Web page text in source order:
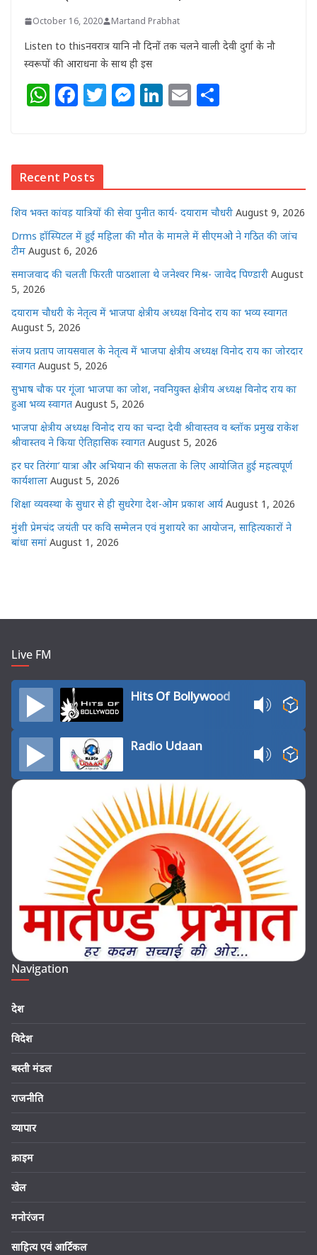
October 16, 2020 Martand Prabhat
Listen to thisनवरात्र यानि नौ दिनों तक चलने वाली देवी दुर्गा के नौ
स्वरूपों की आराधना के साथ ही इस
W
s
A
p
p
F
e
b
o
o
k
T
r
M
n
g
e
Li
dI
n
E
Recent Posts
शिव भक्त कांवड़ यात्रियों की सेवा पुनीत कार्य- दयाराम चौधरी August 9, 2026
Drms हॉस्पिटल में हुई महिला की मौत के मामले में सीएमओ ने गठित की जांच
टीम August 6, 2026
समाजवाद की चलती फिरती पाठशाला थे जनेश्वर मिश्र- जावेद पिण्डारी August
5, 2026
दयाराम चौधरी के नेतृत्व में भाजपा क्षेत्रीय अध्यक्ष विनोद राय का भव्य स्वागत
August 5, 2026
संजय प्रताप जायसवाल के नेतृत्व में भाजपा क्षेत्रीय अध्यक्ष विनोद राय का जोरदार
स्वागत August 5, 2026
सुभाष चौक पर गूंजा भाजपा का जोश, नवनियुक्त क्षेत्रीय अध्यक्ष विनोद राय का
हुआ भव्य स्वागत August 5, 2026
भाजपा क्षेत्रीय अध्यक्ष विनोद राय का चन्दा देवी श्रीवास्तव व ब्लॉक प्रमुख राकेश
श्रीवास्तव ने किया ऐतिहासिक स्वागत August 5, 2026
हर घर तिरंगा’ यात्रा और अभियान की सफलता के लिए आयोजित हुई महत्वपूर्ण
कार्यशाला August 5, 2026
शिक्षा व्यवस्था के सुधार से ही सुधरेगा देश-ओम प्रकाश आर्य August 1, 2026
मुंशी प्रेमचंद जयंती पर कवि सम्मेलन एवं मुशायरे का आयोजन, साहित्यकारों ने
बांधा समां August 1, 2026
Live FM
Hits Of Bollywood
Radio Udaan
Navigation
देश
विदेश
बस्ती मंडल
राजनीति
व्यापार
क्राइम
खेल
मनोरंजन
साहित्य एवं आर्टिकल